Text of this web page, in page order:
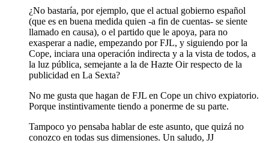
¿No bastaría, por ejemplo, que el actual gobierno español
(que es en buena medida quien -a fin de cuentas- se siente
llamado en causa), o el partido que le apoya, para no
exasperar a nadie, empezando por FJL, y siguiendo por la
Cope, inciara una operación indirecta y a la vista de todos, a
la luz pública, semejante a la de Hazte Oir respecto de la
publicidad en La Sexta?
No me gusta que hagan de FJL en Cope un chivo expiatorio.
Porque instintivamente tiendo a ponerme de su parte.
Tampoco yo pensaba hablar de este asunto, que quizá no
conozco en todas sus dimensiones. Un saludo, JJ